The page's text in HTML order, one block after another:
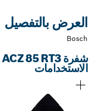
العرض بالتفصيل
Bosch
الاستخدامات